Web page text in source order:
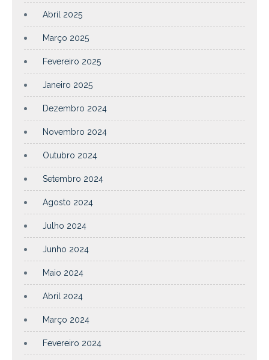
Abril 2025
Março 2025
Fevereiro 2025
Janeiro 2025
Dezembro 2024
Novembro 2024
Outubro 2024
Setembro 2024
Agosto 2024
Julho 2024
Junho 2024
Maio 2024
Abril 2024
Março 2024
Fevereiro 2024